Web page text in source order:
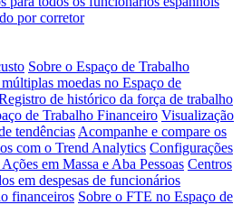
por corretor
Sobre o Espaço de Trabalho
moedas no Espaço de
de histórico da força de trabalho
de Trabalho Financeiro Visualização
tendências Acompanhe e compare os
com o Trend Analytics Configurações
em Massa e Aba Pessoas Centros
em despesas de funcionários
financeiros Sobre o FTE no Espaço de